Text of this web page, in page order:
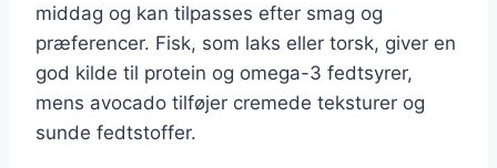
middag og kan tilpasses efter smag og
præferencer. Fisk, som laks eller torsk, giver en
god kilde til protein og omega-3 fedtsyrer,
mens avocado tilføjer cremede teksturer og
sunde fedtstoffer.